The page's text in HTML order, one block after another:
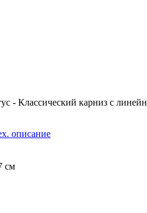
- Классический карниз с
описание
см